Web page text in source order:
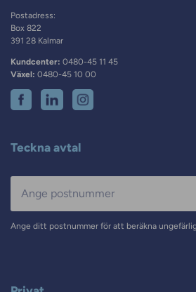
Postadress:
Box 822
391 28 Kalmar
Kundcenter: 0480-45 11 45
Växel: 0480-45 10 00
Teckna avtal
Ange ditt postnummer för att beräkna